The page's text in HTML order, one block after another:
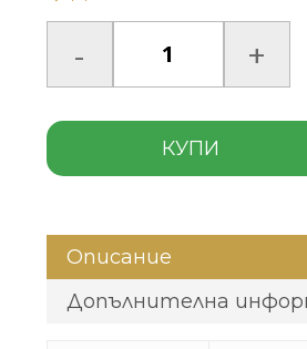
КУПИ
Описание
Допълнителна